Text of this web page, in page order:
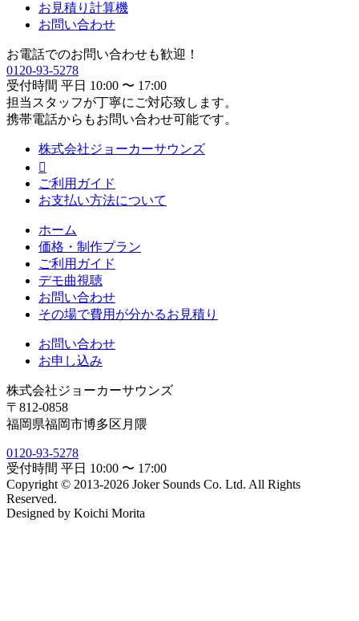
お見積り計算機
お問い合わせ
お電話でのお問い合わせも歓迎！
0120-93-5278
受付時間 平日 10:00 〜 17:00
担当スタッフが丁寧にご対応致します。
携帯電話からもお問い合わせ可能です。
株式会社ジョーカーサウンズ

ご利用ガイド
お支払い方法について
ホーム
価格・制作プラン
ご利用ガイド
デモ曲視聴
お問い合わせ
その場で費用が分かるお見積り
お問い合わせ
お申し込み
株式会社ジョーカーサウンズ
〒812-0858
福岡県福岡市博多区月隈
0120-93-5278
受付時間 平日 10:00 〜 17:00
Copyright © 2013-2026 Joker Sounds Co. Ltd. All Rights
Reserved.
Designed by Koichi Morita